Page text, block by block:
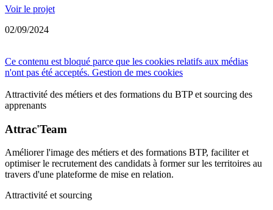
Voir le projet
02/09/2024
Ce contenu est bloqué parce que les cookies relatifs aux médias
n'ont pas été acceptés. Gestion de mes cookies
Attractivité des métiers et des formations du BTP et sourcing des
apprenants
Attrac'Team
Améliorer l'image des métiers et des formations BTP​, faciliter et
optimiser le recrutement des candidats à former sur les territoires​ au
travers d'une plateforme de mise en relation.
Attractivité et sourcing